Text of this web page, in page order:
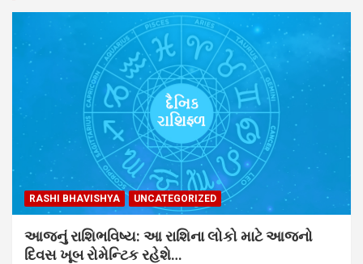
RASHI BHAVISHYA UNCATEGORIZED
આજનું રાશિભવિષ્ય: આ રાશિના લોકો માટે આજનો
દિવસ ખૂબ રોમેન્ટિક રહેશે…